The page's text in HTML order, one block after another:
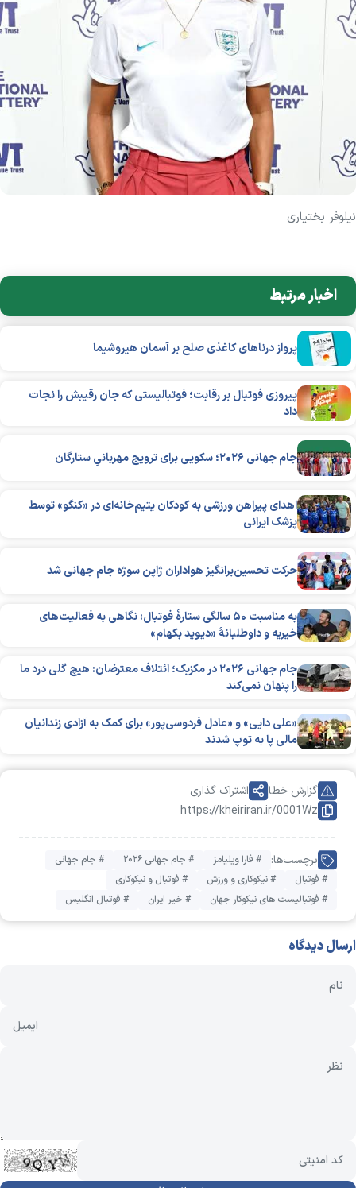
نیلوفر بختیاری
اخبار مرتبط
پرواز درناهای کاغذی صلح بر آسمان هیروشیما
پیروزی فوتبال بر رقابت؛ فوتبالیستی که جان رقیبش را نجات
داد
جام جهانی ۲۰۲۶؛ سکویی برای ترویج مهربانیِ ستارگان
اهدای پیراهن ورزشی به کودکان یتیم‌خانه‌ای در «کنگو» توسط
پزشک ایرانی
حرکت تحسین‌برانگیز هواداران ژاپن سوژه جام جهانی شد
به مناسبت ۵۰ سالگی ستارۀ فوتبال: نگاهی به فعالیت‌های
خیریه و داوطلبانۀ «دیوید بکهام»
جام جهانی ۲۰۲۶ در مکزیک؛ ائتلاف معترضان: هیچ گلی درد ما
را پنهان نمی‌کند
«علی دایی» و «عادل فردوسی‌پور» برای کمک به آزادی زندانیان
مالی پا به توپ شدند
https://kheiriran.ir/0001Wz
گزارش خطا اشتراک گذاری
برچسب‌ها: # فارا ویلیامز # جام جهانی ۲۰۲۶
# جام جهانی
# فوتبال
# نیکوکاری و ورزش
# فوتبال و نیکوکاری
# فوتبالیست های نیکوکار جهان
# خیر ایران # فوتبال انگلیس
ارسال دیدگاه